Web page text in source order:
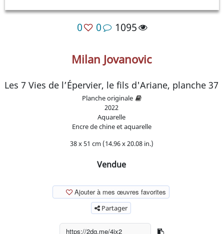
0 0 1095
Milan Jovanovic
Les 7 Vies de l’Épervier, le fils d'Ariane, planche 37
Planche originale
2022
Aquarelle
Encre de chine et aquarelle
38 x 51 cm (14.96 x 20.08 in.)
Vendue
Ajouter à mes œuvres favorites
Partager